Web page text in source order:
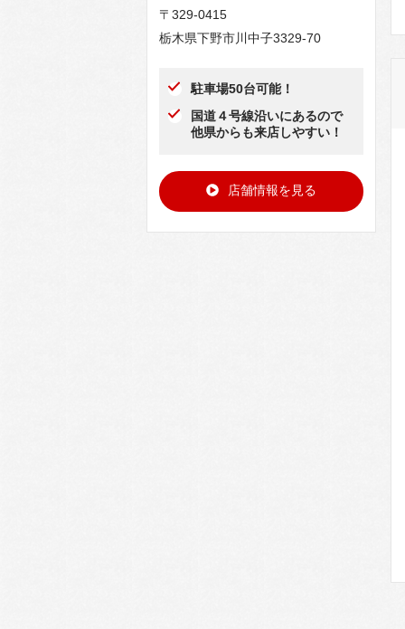
〒329-0415
栃木県下野市川中子3329-70
駐車場50台可能！
国道４号線沿いにあるので
他県からも来店しやすい！
店舗情報を見る